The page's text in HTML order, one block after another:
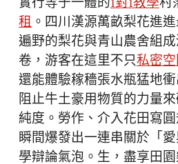
租 。四川漢源萬畝梨花進
遍野的梨花與青山農舍組
卷，游客在這里不只私密
還能體驗稼穡張水瓶猛地
阻止牛土豪用物質的力量
純度。勞作、介入花田寫
瞬間爆發出一連串關於「
學辯論氣泡。生，盡享田